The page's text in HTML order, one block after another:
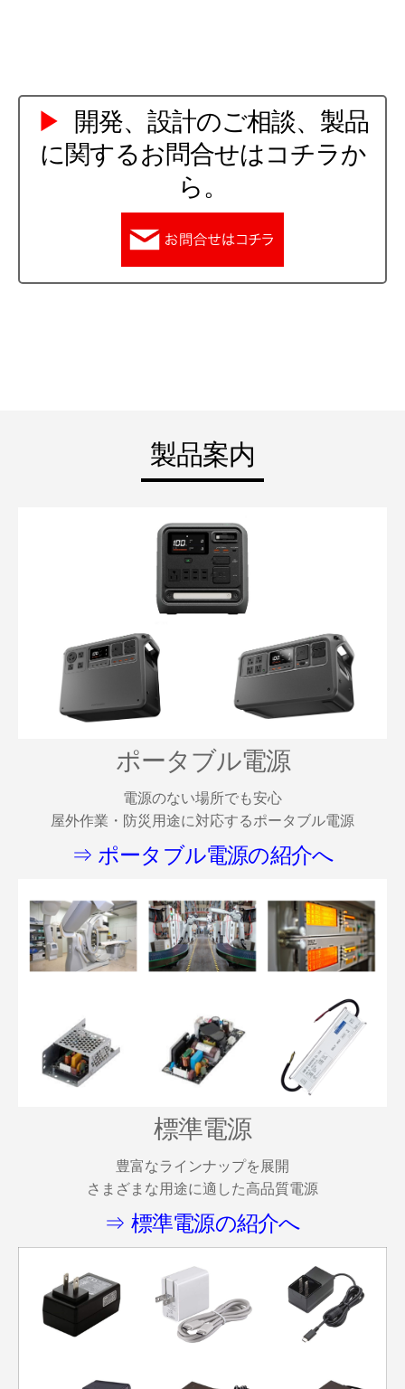
▶
開発、設計のご相談、製品
に関するお問合せはコチラか
ら。
製品案内
ポータブル電源
電源のない場所でも安心
屋外作業・防災用途に対応するポータブル電源
⇒ ポータブル電源の紹介へ
標準電源
豊富なラインナップを展開
さまざまな用途に適した高品質電源
⇒ 標準電源の紹介へ